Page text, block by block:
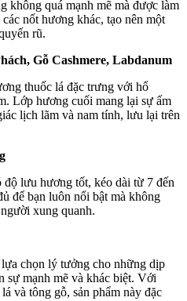
không quá mạnh mẽ mà được làm
nốt hương khác, tạo nên một
rũ.
Gỗ Cashmere, Labdanum
thuốc lá đặc trưng với hổ
Lớp hương cuối mang lại sự ấm
lịch lãm và nam tính, lưu lại trên
độ lưu hương tốt, kéo dài từ 7 đến
để bạn luôn nổi bật mà không
xung quanh.
chọn lý tưởng cho những dịp
sự mạnh mẽ và khác biệt. Với
và tông gỗ, sản phẩm này đặc